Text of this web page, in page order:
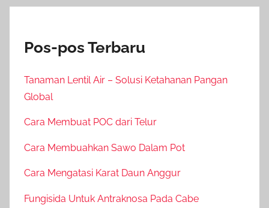
Pos-pos Terbaru
Tanaman Lentil Air – Solusi Ketahanan Pangan
Global
Cara Membuat POC dari Telur
Cara Membuahkan Sawo Dalam Pot
Cara Mengatasi Karat Daun Anggur
Fungisida Untuk Antraknosa Pada Cabe